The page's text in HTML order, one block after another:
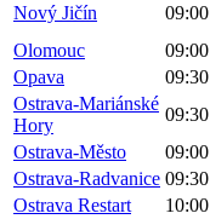
Nový Jičín
09:00
Olomouc
09:00
Opava
09:30
Ostrava-Mariánské
Hory
09:30
Ostrava-Město
09:00
Ostrava-Radvanice 09:30
Ostrava Restart
10:00